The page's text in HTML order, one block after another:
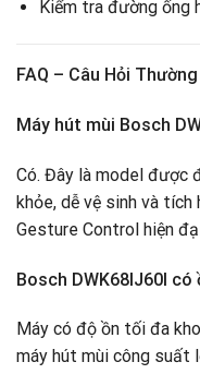
Kiểm tra đường ống
FAQ – Câu Hỏi Thường
Máy hút mùi Bosch
Có. Đây là model được
khỏe, dễ vệ sinh và tích
Gesture Control hiện
Bosch DWK68IJ60I có
Máy có độ ồn tối đa
máy hút mùi công suất